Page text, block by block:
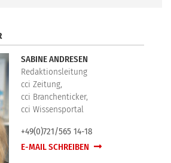
SABINE ANDRESEN
Redaktionsleitung
cci Zeitung,
cci Branchenticker,
cci Wissensportal
+49(0)721/565 14-18
E-MAIL SCHREIBEN